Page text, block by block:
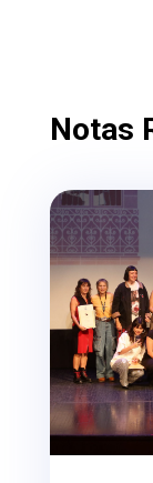
Notas